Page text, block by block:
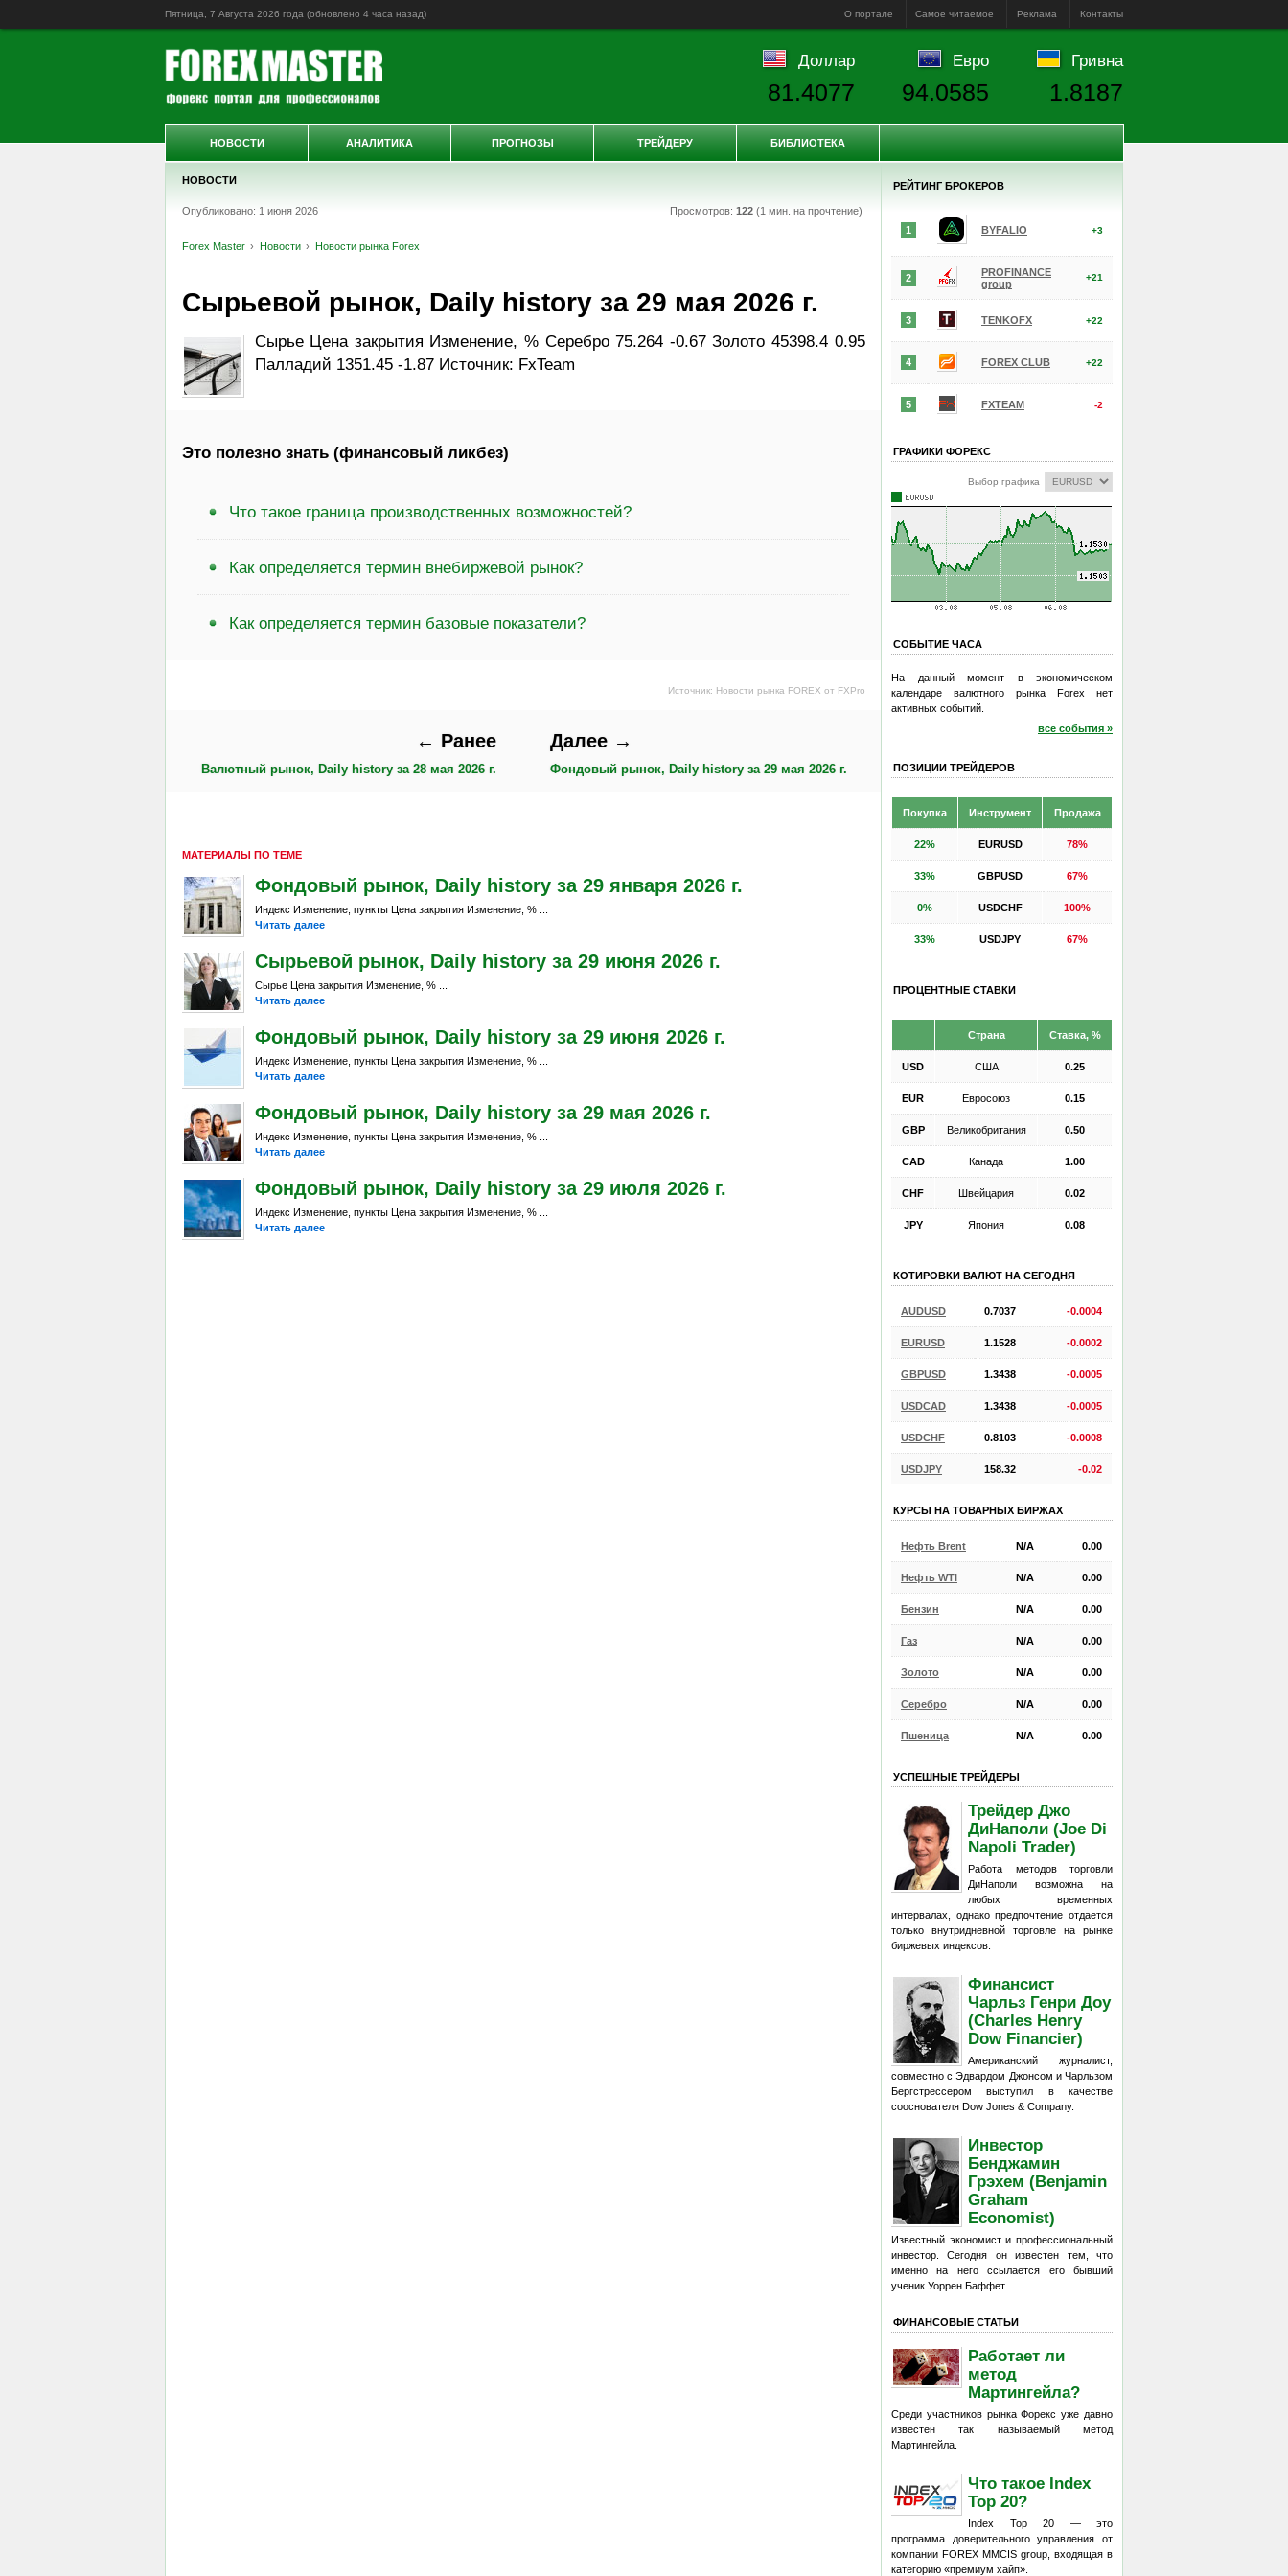
Пятница, 7 Августа 2026 года (обновлено 4 часа назад) О портале Самое читаемое Реклама Контакты
НОВОСТИ
Опубликовано: 1 июня 2026 Просмотров: 122(1 мин. на прочтение)
Forex Master Новости Новости рынка Forex
Сырьевой рынок, Daily history за 29 мая 2026 г.
Сырье Цена закрытия Изменение, % Серебро 75.264 -0.67 Золото 45398.4 0.95
Палладий 1351.45 -1.87 Источник: FxTeam
Это полезно знать (финансовый ликбез)
Что такое граница производственных возможностей?
Как определяется термин внебиржевой рынок?
Как определяется термин базовые показатели?
Источник: Новости рынка FOREX от FXPro
← Ранее
Валютный рынок, Daily history за 28 мая 2026 г.
Далее →
Фондовый рынок, Daily history за 29 мая 2026 г.
МАТЕРИАЛЫ ПО ТЕМЕ
Фондовый рынок, Daily history за 29 января 2026 г.
Индекс Изменение, пункты Цена закрытия Изменение, % ...
Читать далее
Сырьевой рынок, Daily history за 29 июня 2026 г.
Сырье Цена закрытия Изменение, % ...
Читать далее
Фондовый рынок, Daily history за 29 июня 2026 г.
Индекс Изменение, пункты Цена закрытия Изменение, % ...
Читать далее
Фондовый рынок, Daily history за 29 мая 2026 г.
Индекс Изменение, пункты Цена закрытия Изменение, % ...
Читать далее
Фондовый рынок, Daily history за 29 июля 2026 г.
Индекс Изменение, пункты Цена закрытия Изменение, % ...
Читать далее
РЕЙТИНГ БРОКЕРОВ
1 BYFALIO +3
2
PROFINANCE
group
+21
3 TENKOFX +22
4 FOREX CLUB +22
5 FXTEAM -2
ГРАФИКИ ФОРЕКС
Выбор графика
СОБЫТИЕ ЧАСА
На данный момент в экономическом
календаре валютного рынка Forex нет
активных событий.
все события »
ПОЗИЦИИ ТРЕЙДЕРОВ
Покупка Инструмент Продажа
22% EURUSD 78%
33% GBPUSD 67%
0% USDCHF 100%
33% USDJPY 67%
ПРОЦЕНТНЫЕ СТАВКИ
Страна Ставка, %
USD США 0.25
EUR Евросоюз 0.15
GBP Великобритания 0.50
CAD Канада 1.00
CHF Швейцария 0.02
JPY Япония 0.08
КОТИРОВКИ ВАЛЮТ НА СЕГОДНЯ
AUDUSD 0.7037 -0.0004
EURUSD 1.1528 -0.0002
GBPUSD 1.3438 -0.0005
USDCAD 1.3438 -0.0005
USDCHF 0.8103 -0.0008
USDJPY 158.32 -0.02
КУРСЫ НА ТОВАРНЫХ БИРЖАХ
Нефть Brent N/A 0.00
Нефть WTI N/A 0.00
Бензин N/A 0.00
Газ N/A 0.00
Золото N/A 0.00
Серебро N/A 0.00
Пшеница N/A 0.00
УСПЕШНЫЕ ТРЕЙДЕРЫ
Трейдер Джо
ДиНаполи (Joe Di
Napoli Trader)
Работа методов торговли
ДиНаполи возможна на
любых временных
интервалах, однако предпочтение отдается
только внутридневной торговле на рынке
биржевых индексов.
Финансист
Чарльз Генри Доу
(Charles Henry
Dow Financier)
Американский журналист,
совместно с Эдвардом Джонсом и Чарльзом
Бергстрессером выступил в качестве
сооснователя Dow Jones & Company.
Инвестор
Бенджамин
Грэхем (Benjamin
Graham
Economist)
Известный экономист и профессиональный
инвестор. Сегодня он известен тем, что
именно на него ссылается его бывший
ученик Уоррен Баффет.
ФИНАНСОВЫЕ СТАТЬИ
Работает ли
метод
Мартингейла?
Среди участников рынка Форекс уже давно
известен так называемый метод
Мартингейла.
Что такое Index
Top 20?
Index Top 20 — это
программа доверительного управления от
компании FOREX MMCIS group, входящая в
категорию «премиум хайп».
Доллар
81.4077
Евро
94.0585
Гривна
1.8187
НОВОСТИ АНАЛИТИКА ПРОГНОЗЫ ТРЕЙДЕРУ БИБЛИОТЕКА